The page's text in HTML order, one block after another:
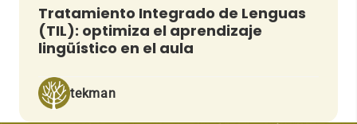
Tratamiento Integrado de Lenguas
(TIL): optimiza el aprendizaje
lingüístico en el aula
tekman